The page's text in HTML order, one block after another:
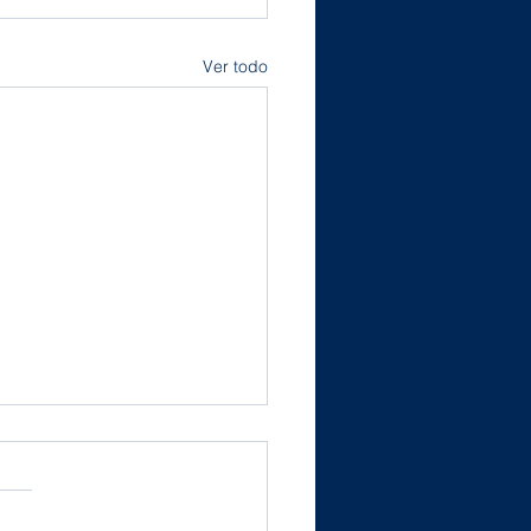
Ver todo